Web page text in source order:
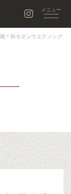
＊和モダンウエディング